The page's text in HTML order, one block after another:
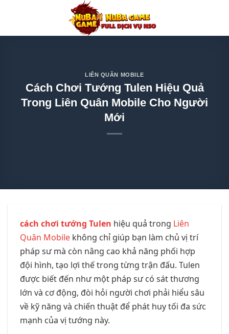
nội
LIÊN QUÂN MOBILE
Cách Chơi Tướng Tulen Hiệu Quả
Trong Liên Quân Mobile Cho Người
Mới
cách chơi tướng Tulen hiệu quả trong Liên
Quân Mobile không chỉ giúp bạn làm chủ vị trí
pháp sư mà còn nâng cao khả năng phối hợp
đội hình, tạo lợi thế trong từng trận đấu. Tulen
được biết đến như một pháp sư có sát thương
lớn và cơ động, đòi hỏi người chơi phải hiểu sâu
về kỹ năng và chiến thuật để phát huy tối đa sức
mạnh của vị tướng này.